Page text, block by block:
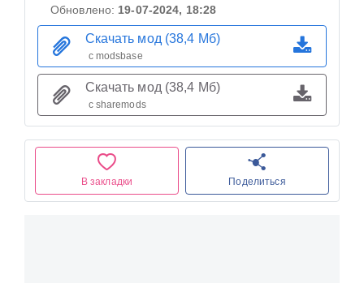
В закладки Поделиться
Обновлено: 19-07-2024, 18:28
Скачать мод (38,4 Мб)
с modsbase
Скачать мод (38,4 Мб)
с sharemods